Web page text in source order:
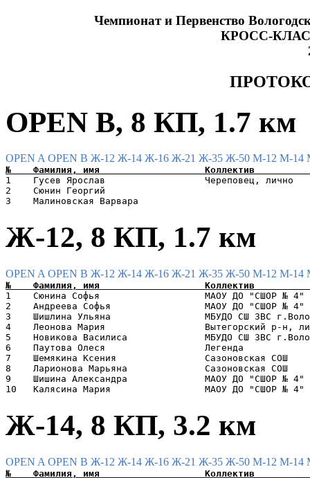
Чемпионат и Первенство
КРОСС-
OPEN B, 8 КП, 1.7 км
OPEN AOPEN B Ж-12 Ж-14 Ж-16 Ж-21 Ж-35 Ж-50 М-12 М-14
1    Гусев Ярослав                  Череповец,
2    Сюнин Георгий
Ж-12, 8 КП, 1.7 км
OPEN A OPEN B Ж-12 Ж-14 Ж-16 Ж-21 Ж-35 Ж-50 М-12 М-14
1    Сюнина Софья                   МАОУ ДО
2    Андреева Софья                 МАОУ ДО
3    Шишлина Ульяна                 МБУДО СШ ЗВС
4    Леонова Мария                  Вытегорский
5    Новикова Василиса              МБУДО СШ ЗВС
6    Паутова Олеся                  Легенда
7    Шемякина Ксения                Сазоновская
8    Ларионова Марьяна              Сазоновская
9    Шишина Александра              МАОУ ДО
Ж-14, 8 КП, 3.2 км
OPEN A OPEN B Ж-12 Ж-14 Ж-16 Ж-21 Ж-35 Ж-50 М-12 М-14